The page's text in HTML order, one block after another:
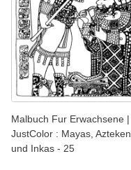
Malbuch Fur Erwachsene |
JustColor : Mayas, Azteken
und Inkas - 25